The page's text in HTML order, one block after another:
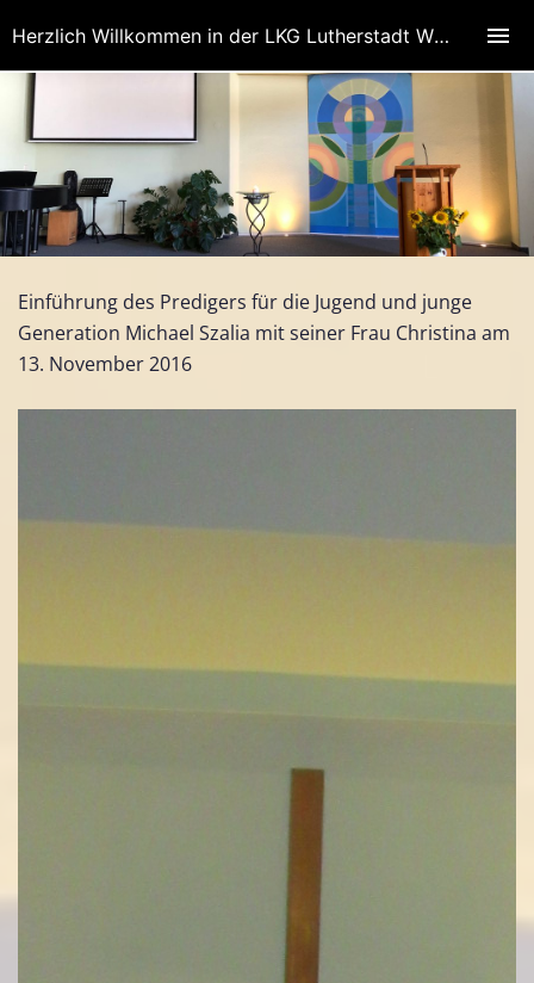
Einführung des Predigers für die Jugend und junge
Generation Michael Szalia mit seiner Frau Christina am
13. November 2016
Herzlich Willkommen in der LKG Lutherstadt Wittenberg, Bezirk Wittenberg